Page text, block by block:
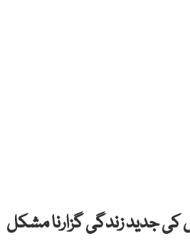
کی جدید زندگی گزارنا مشکل